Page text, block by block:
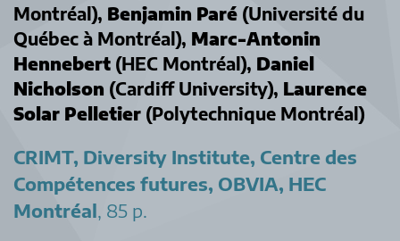
Montréal), Benjamin Paré (Université du
Québec à Montréal), Marc-Antonin
Hennebert (HEC Montréal), Daniel
Nicholson (Cardiff University), Laurence
Solar Pelletier (Polytechnique Montréal)
CRIMT, Diversity Institute, Centre des
Compétences futures, OBVIA, HEC
Montréal , 85 p.